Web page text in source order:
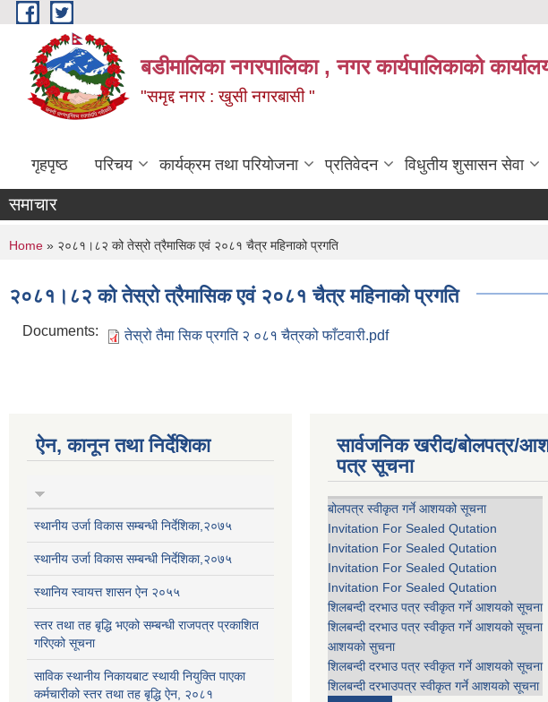
Skip to main content
बडीमालिका नगरपालिका , नगर कार्यपालिकाको
"समृद्द नगर : खुसी नगरबासी "
गृहपृष्ठ परिचय कार्यक्रम तथा परियोजना प्रतिवेदन विधुतीय शुसासन सेवा
समाचार
You are here
Home » २०८१।८२ को तेस्रो त्रैमासिक एवं २०८१ चैत्र महिनाको प्रगति
२०८१।८२ को तेस्रो त्रैमासिक एवं २०८१ चैत्र महिनाको प्रगति
Documents: तेस्रो तैमा सिक प्रगति २ ०८१ चैत्रको फाँटवारी.pdf
ऐन, कानून तथा निर्देशिका
स्थानीय उर्जा विकास सम्बन्धी निर्देशिका,२०७५
स्थानीय उर्जा विकास सम्बन्धी निर्देशिका,२०७५
स्थानिय स्वायत्त शासन ऐन २०५५
स्तर तथा तह बृद्धि भएको सम्बन्धी राजपत्र प्रकाशित
गरिएको सूचना
साविक स्थानीय निकायबाट स्थायी नियुक्ति पाएका
कर्मचारीको स्तर तथा तह बृद्धि ऐन, २०८१
सार्वजनिक खरीद/बोलपत्र/
पत्र सूचना
बोलपत्र स्वीकृत गर्ने आशयको सूचना
Invitation For Sealed Qutation
Invitation For Sealed Qutation
Invitation For Sealed Qutation
Invitation For Sealed Qutation
शिलबन्दी दरभाउ पत्र स्वीकृत गर्ने आशयको सूचना
शिलबन्दी दरभाउ पत्र स्वीकृत गर्ने आशयको सूचना
आशयको सुचना
शिलबन्दी दरभाउ पत्र स्वीकृत गर्ने आशयको सूचना
शिलबन्दी दरभाउपत्र स्वीकृत गर्ने आशयको सूचना